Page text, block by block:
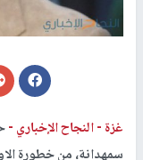
غزة -النجاح الإخباري -